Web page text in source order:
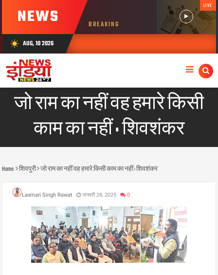
NEWS BREAKING
LIVE
wb_sunny AUG, 10 2026
जो राम का नहीं वह हमारे किसी
काम का नहीं : शिवशंकर
Home शिवपुरी जो राम का नहीं वह हमारे किसी काम का नहीं : शिवशंकर
Laxman Singh Rawat जनवरी 28, 2025 0